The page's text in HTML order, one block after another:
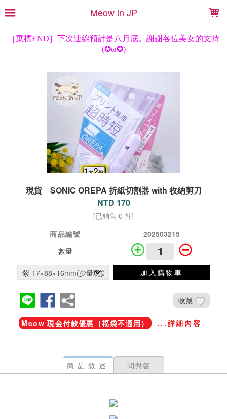
Meow in JP
現貨 SONIC OREPA 折紙切割器 with 收納剪刀
NTD 170
[已銷售 0 件]
商品編號
202503215
數量
加入購物車
收藏
Meow 現金付款優惠（福袋不適用） ...詳細內容
商品敘述 問與答